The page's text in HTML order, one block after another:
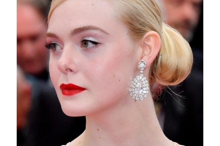
شامبو من TRESemme